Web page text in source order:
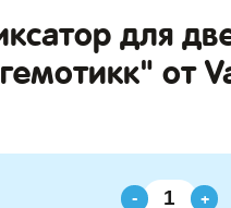
для
от
- +